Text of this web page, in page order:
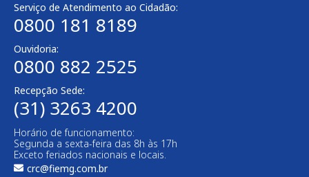
Serviço de Atendimento ao Cidadão:
0800 181 8189
Ouvidoria:
0800 882 2525​
Recepção Sede:
(31) 3263 4200
Horário de funcionamento:
Segunda a sexta-feira das 8h às 17h
Exceto feriados nacionais e locais.
crc@fiemg.com.br